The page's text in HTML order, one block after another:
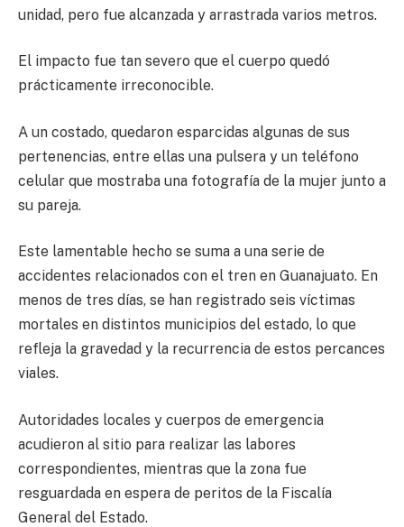
unidad, pero fue alcanzada y arrastrada varios metros.
El impacto fue tan severo que el cuerpo quedó
prácticamente irreconocible.
A un costado, quedaron esparcidas algunas de sus
pertenencias, entre ellas una pulsera y un teléfono
celular que mostraba una fotografía de la mujer junto a
su pareja.
Este lamentable hecho se suma a una serie de
accidentes relacionados con el tren en Guanajuato. En
menos de tres días, se han registrado seis víctimas
mortales en distintos municipios del estado, lo que
refleja la gravedad y la recurrencia de estos percances
viales.
Autoridades locales y cuerpos de emergencia
acudieron al sitio para realizar las labores
correspondientes, mientras que la zona fue
resguardada en espera de peritos de la Fiscalía
General del Estado.